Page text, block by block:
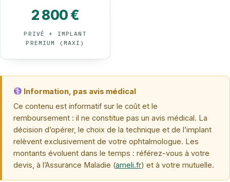
2 800 €
PRIVÉ + IMPLANT
PREMIUM (MAXI)
Information, pas avis médical
Ce contenu est informatif sur le coût et le
remboursement : il ne constitue pas un avis médical. La
décision d’opérer, le choix de la technique et de l’implant
relèvent exclusivement de votre ophtalmologue. Les
montants évoluent dans le temps : référez-vous à votre
devis, à l’Assurance Maladie (ameli.fr) et à votre mutuelle.